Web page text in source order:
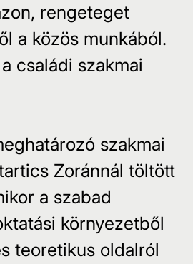
rengeteget
a közös munkából.
családi szakmai
szakmai
Zoránnál töltött
a szabad
környezetből
teoretikus oldalról